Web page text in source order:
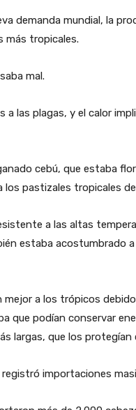
demanda mundial, la
más tropicales.
mal.
a las plagas, y el calor
cebú, que estaba
los pastizales tropicales
a las altas
estaba acostumbrado
a los trópicos
que podían conservar
largas, que los
importaciones